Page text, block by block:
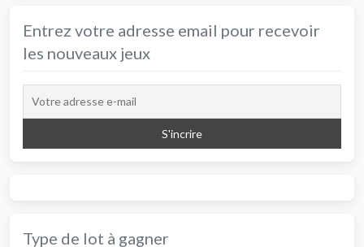
Entrez votre adresse email pour recevoir
les nouveaux jeux
Type de lot à gagner